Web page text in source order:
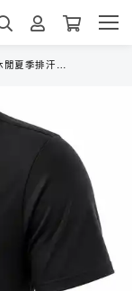
排汗純棉短袖